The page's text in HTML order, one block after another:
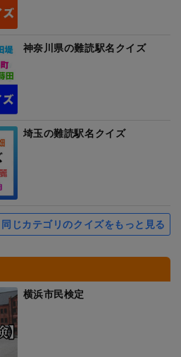
神奈川県の難読駅名クイズ
埼玉の難読駅名クイズ
同じカテゴリのクイズをもっと見る
横浜市民検定